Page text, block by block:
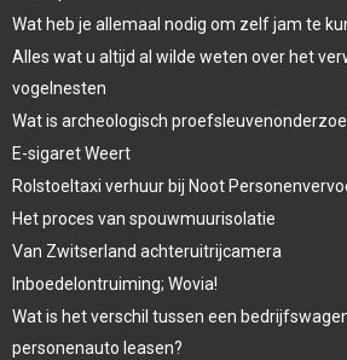
Wat heb je allemaal nodig om zelf jam te
Alles wat u altijd al wilde weten over het
vogelnesten
Wat is archeologisch
E-sigaret Weert
Rolstoeltaxi verhuur bij Noot
Het proces van spouwmuurisolatie
Van Zwitserland achteruitrijcamera
Inboedelontruiming; Wovia!
Wat is het verschil tussen een
personenauto leasen?